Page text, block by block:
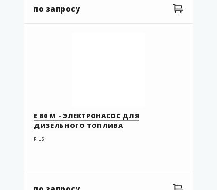
по запросу
Е 80 М - ЭЛЕКТРОНАСОС ДЛЯ
ДИЗЕЛЬНОГО ТОПЛИВА
PIUSI